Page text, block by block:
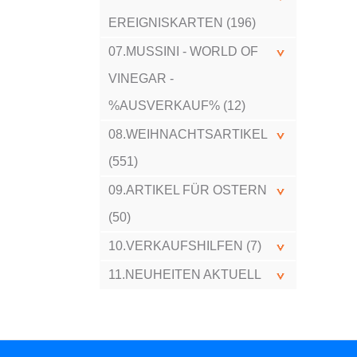
EREIGNISKARTEN (196)
07.MUSSINI - WORLD OF
VINEGAR -
%AUSVERKAUF% (12)
08.WEIHNACHTSARTIKEL
(551)
09.ARTIKEL FÜR OSTERN
(50)
10.VERKAUFSHILFEN (7)
11.NEUHEITEN AKTUELL